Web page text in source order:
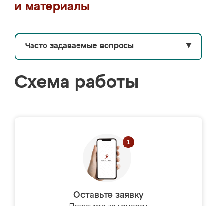
и материалы
Часто задаваемые вопросы ▼
Схема работы
Оставьте заявку